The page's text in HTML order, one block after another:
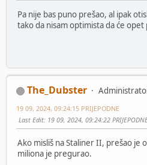
Pa nije bas puno prešao, al ipak
tako da nisam optimista da će
The_Dubster
19 09, 2024, 09:24:15 PRIJEPODNE
Last Edit: 19 09, 2024, 09:24:22
Ako misliš na Staliner II, prešao je
miliona je pregurao.